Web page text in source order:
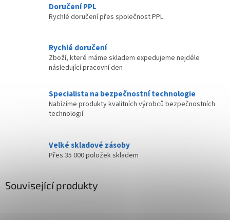
Doručení PPL
Rychlé doručení přes společnost PPL
Rychlé doručení
Zboží, které máme skladem expedujeme nejdéle
následující pracovní den
Specialista na bezpečnostní technologie
Nabízíme produkty kvalitních výrobců bezpečnostních
technologií
Velké skladové zásoby
Přes 35 000 položek skladem
Související produkty